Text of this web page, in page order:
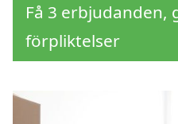
Få 3 erbjudanden,
förpliktelser